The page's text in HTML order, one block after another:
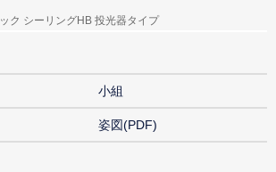
ク シーリングHB 投光器タイプ
小組
姿図(PDF)